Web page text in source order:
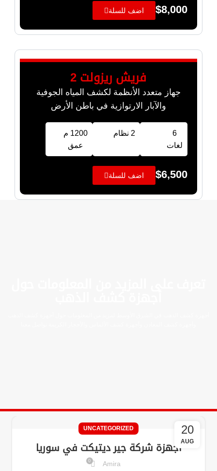
$8,000 اضف للسلة
فريش ريزولت 2
جهاز متعدد الأنظمة لكشف المياه الجوفية
والآبار الارتوازية في باطن الأرض
6
لغات
2 نظام
1200 م
عمق
$6,500 اضف للسلة
20
AUG
UNCATEGORIZED
اجهزة شركة جير ديتيكت في سوريا
Amira
0